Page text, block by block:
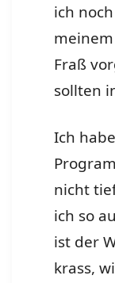
ich
meinem
Fraß
sollten
Ich
nicht
ich so
ist der
krass,